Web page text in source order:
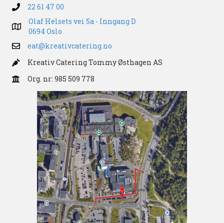
22 61 47 00
Olaf Helsets vei 5a - Inngang D
0694 Oslo
eat@kreativcatering.no
Kreativ Catering Tommy Østhagen AS
Org. nr: 985 509 778